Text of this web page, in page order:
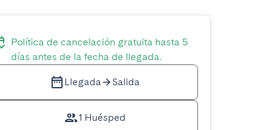
Política de cancelación gratuita hasta 5
días antes de la fecha de llegada.
Llegada Salida
1 Huésped